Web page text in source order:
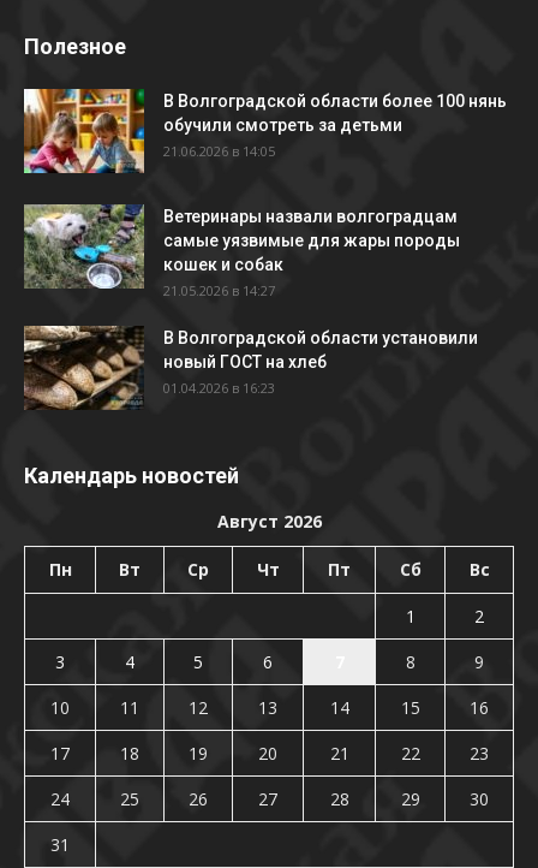
Полезное
В Волгоградской области более 100 нянь
обучили смотреть за детьми
21.06.2026 в 14:05
Ветеринары назвали волгоградцам
самые уязвимые для жары породы
кошек и собак
21.05.2026 в 14:27
В Волгоградской области установили
новый ГОСТ на хлеб
01.04.2026 в 16:23
Календарь новостей
Август 2026
Пн Вт Ср Чт Пт Сб Вс
1
2
3
4 5 6 8
9
10
11 12 13 14 15
16
17
18 19 20 21 22
23
24
25 26 27 28 29
30
31